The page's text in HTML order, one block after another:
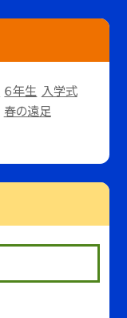
６年生 入学式
春の遠足